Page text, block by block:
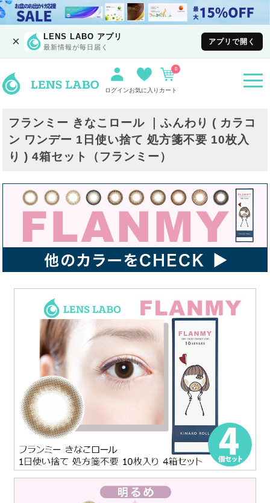
× LENS LABO アプリ
最新情報が毎日届く
アプリで開く
ログインお気に入り カート
0
フランミー きなこロール ｜ふんわり ( カラコ
ン ワンデー 1日使い捨て 処方箋不要 10枚入
り ) 4箱セット（フランミー）